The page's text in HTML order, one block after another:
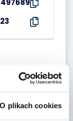
O plikach cookies